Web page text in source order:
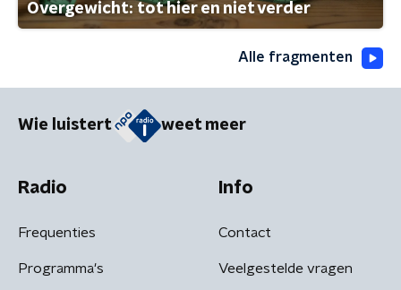
Overgewicht: tot hier en niet verder
Alle fragmenten
Wie luistert weet meer
Radio
Frequenties
Programma's
Info
Contact
Veelgestelde vragen